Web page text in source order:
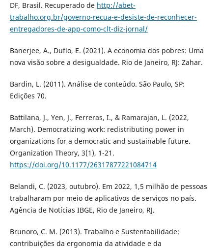
DF, Brasil. Recuperado de http://abet-
trabalho.org.br/governo-recua-e-desiste-de-reconhecer-
entregadores-de-app-como-clt-diz-jornal/
Banerjee, A., Duflo, E. (2021). A economia dos pobres: Uma
nova visão sobre a desigualdade. Rio de Janeiro, RJ: Zahar.
Bardin, L. (2011). Análise de conteúdo. São Paulo, SP:
Edições 70.
Battilana, J., Yen, J., Ferreras, I., & Ramarajan, L. (2022,
March). Democratizing work: redistributing power in
organizations for a democratic and sustainable future.
Organization Theory, 3(1), 1-21.
https://doi.org/10.1177/26317877221084714
Belandi, C. (2023, outubro). Em 2022, 1,5 milhão de pessoas
trabalharam por meio de aplicativos de serviços no país.
Agência de Notícias IBGE, Rio de Janeiro, RJ.
Brunoro, C. M. (2013). Trabalho e Sustentabilidade:
contribuições da ergonomia da atividade e da